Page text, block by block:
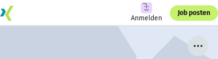
Anmelden
Job posten